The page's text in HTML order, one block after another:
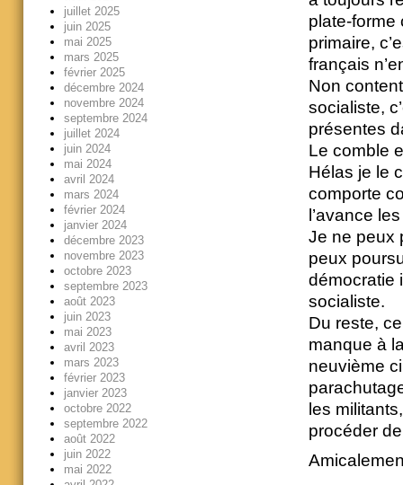
plate-forme
primaire,
français
Non
socialiste,
présentes
Le comble
Hélas je le
comporte
l’avance
Je ne peux
peux
démocratie
socialiste.
Du reste,
manque à
neuvième
les
procéder
juillet 2025
juin 2025
mai 2025
mars 2025
février 2025
décembre 2024
novembre 2024
septembre 2024
juillet 2024
juin 2024
mai 2024
avril 2024
mars 2024
février 2024
janvier 2024
décembre 2023
novembre 2023
octobre 2023
septembre 2023
août 2023
juin 2023
mai 2023
avril 2023
mars 2023
février 2023
janvier 2023
octobre 2022
septembre 2022
août 2022
juin 2022
mai 2022